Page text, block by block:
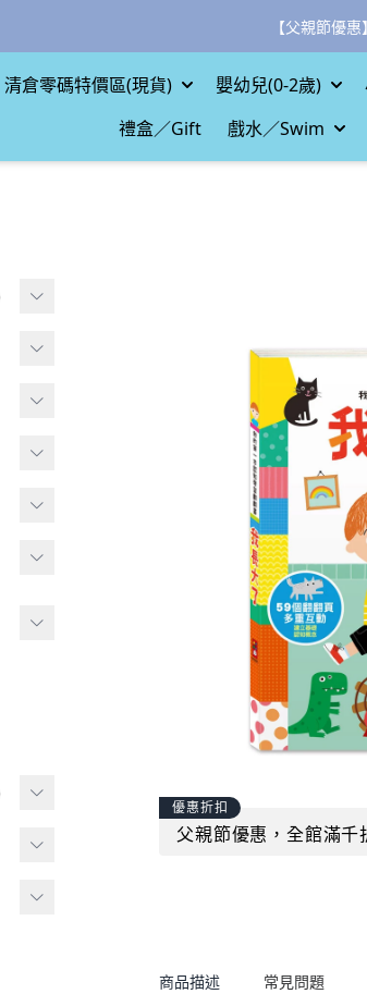
【父親節優
清倉零碼特價區(現貨) 嬰幼兒(0-2歲)
禮盒／Gift
戲水／Swim
優惠折扣
父親節優惠，全館滿千
商品描述 常見問題